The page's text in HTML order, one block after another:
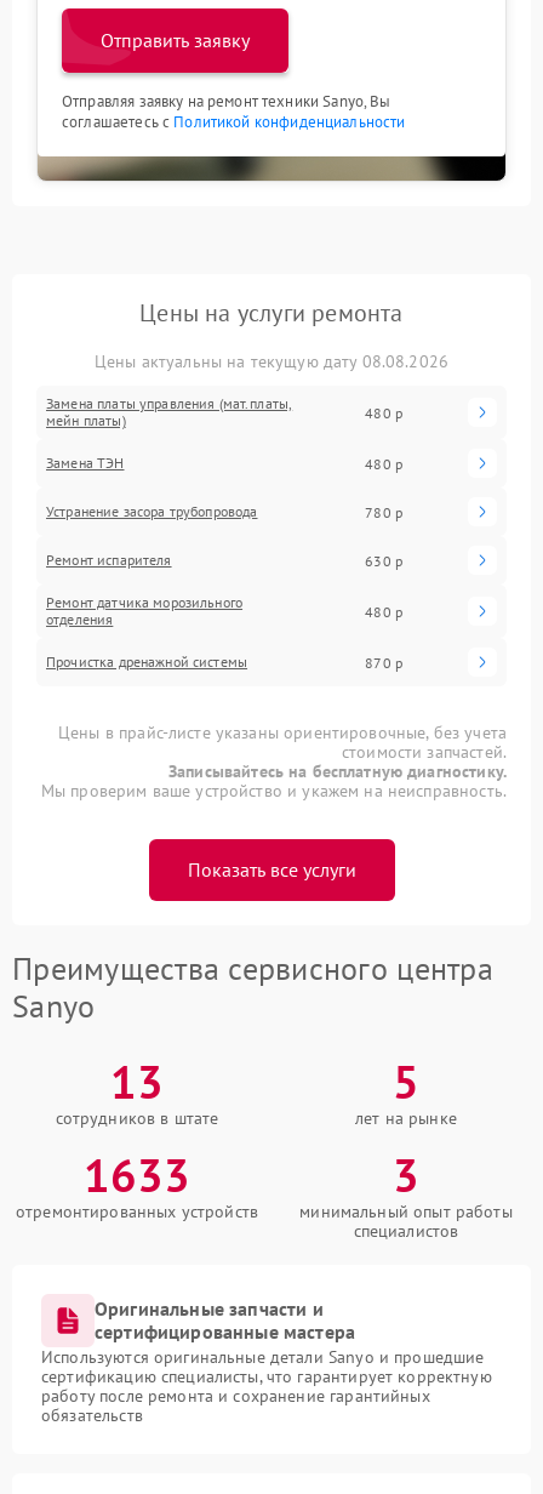
Отправить заявку
Отправляя заявку на ремонт техники Sanyo, Вы
соглашаетесь с Политикой конфиденциальности
Цены на услуги ремонта
Цены актуальны на текущую дату 08.08.2026
Замена платы управления (мат.платы,
мейн платы)
480 р
Замена ТЭН 480 р
Устранение засора трубопровода 780 р
Ремонт испарителя 630 р
Ремонт датчика морозильного
отделения
480 р
Прочистка дренажной системы 870 р
Цены в прайс-листе указаны ориентировочные, без учета
стоимости запчастей.
Записывайтесь на бесплатную диагностику.
Мы проверим ваше устройство и укажем на неисправность.
Показать все услуги
Преимущества сервисного центра
Sanyo
13
сотрудников в штате
5
лет на рынке
1633
отремонтированных устройств
3
минимальный опыт работы
специалистов
Оригинальные запчасти и
сертифицированные мастера
Используются оригинальные детали Sanyo и прошедшие
сертификацию специалисты, что гарантирует корректную
работу после ремонта и сохранение гарантийных
обязательств